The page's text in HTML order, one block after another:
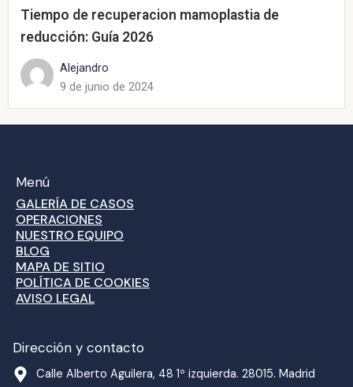
Tiempo de recuperacion mamoplastia de
reducción: Guía 2026
Alejandro
9 de junio de 2024
Menú
GALERÍA DE CASOS
OPERACIONES
NUESTRO EQUIPO
BLOG
MAPA DE SITIO
POLÍTICA DE COOKIES
AVISO LEGAL
Dirección y contacto
Calle Alberto Aguilera, 48 1º izquierda. 28015. Madrid